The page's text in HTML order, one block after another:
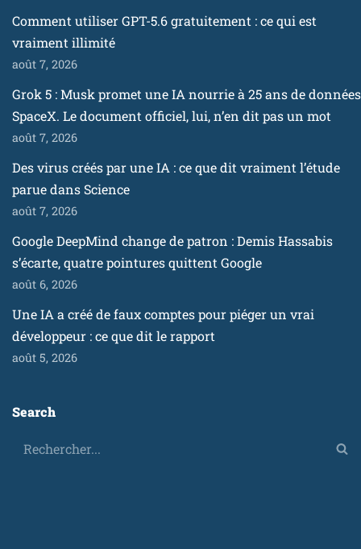
Comment utiliser GPT-5.6 gratuitement : ce qui est
vraiment illimité
août 7, 2026
Grok 5 : Musk promet une IA nourrie à 25 ans de données
SpaceX. Le document officiel, lui, n’en dit pas un mot
août 7, 2026
Des virus créés par une IA : ce que dit vraiment l’étude
parue dans Science
août 7, 2026
Google DeepMind change de patron : Demis Hassabis
s’écarte, quatre pointures quittent Google
août 6, 2026
Une IA a créé de faux comptes pour piéger un vrai
développeur : ce que dit le rapport
août 5, 2026
Search